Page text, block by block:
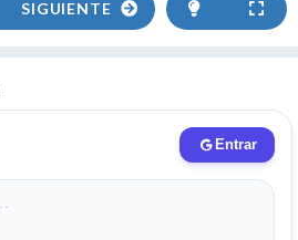
SIGUIENTE